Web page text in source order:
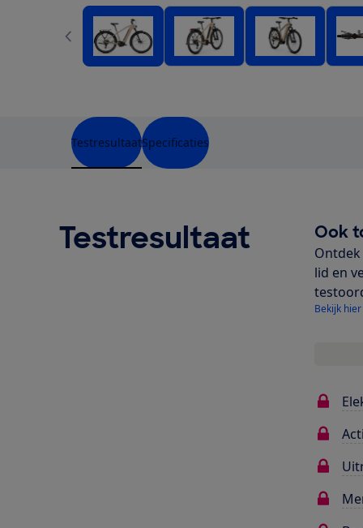
TestresultaatSpecificaties
Testresultaat Ook
lid en
Bekijk